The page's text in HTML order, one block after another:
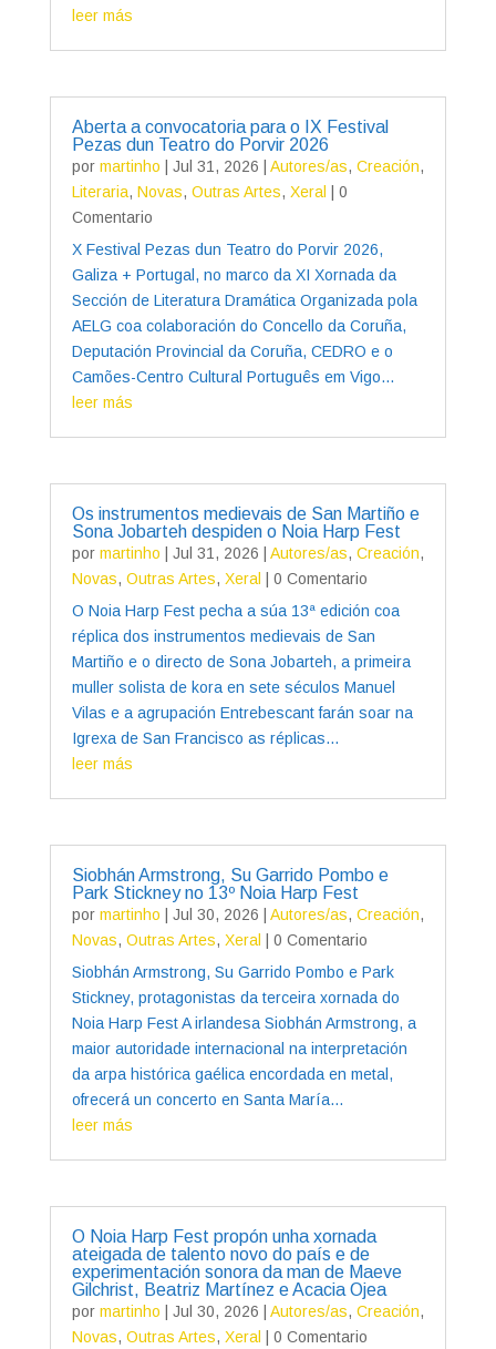
leer más
Aberta a convocatoria para o IX Festival
Pezas dun Teatro do Porvir 2026
por martinho Jul 31, 2026 Autores/as, Creación,
Literaria, Novas, Outras Artes, Xeral
| 0
Comentario
X Festival Pezas dun Teatro do Porvir 2026,
Galiza + Portugal, no marco da XI Xornada da
Sección de Literatura Dramática Organizada pola
AELG coa colaboración do Concello da Coruña,
Deputación Provincial da Coruña, CEDRO e o
Camões-Centro Cultural Português em Vigo...
leer más
Os instrumentos medievais de San Martiño e
Sona Jobarteh despiden o Noia Harp Fest
por martinho Jul 31, 2026 Autores/as, Creación,
Novas, Outras Artes, Xeral
| 0 Comentario
O Noia Harp Fest pecha a súa 13ª edición coa
réplica dos instrumentos medievais de San
Martiño e o directo de Sona Jobarteh, a primeira
muller solista de kora en sete séculos Manuel
Vilas e a agrupación Entrebescant farán soar na
Igrexa de San Francisco as réplicas...
leer más
Siobhán Armstrong, Su Garrido Pombo e
Park Stickney no 13º Noia Harp Fest
por martinho Jul 30, 2026 Autores/as, Creación,
Novas, Outras Artes, Xeral
| 0 Comentario
Siobhán Armstrong, Su Garrido Pombo e Park
Stickney, protagonistas da terceira xornada do
Noia Harp Fest A irlandesa Siobhán Armstrong, a
maior autoridade internacional na interpretación
da arpa histórica gaélica encordada en metal,
ofrecerá un concerto en Santa María...
leer más
O Noia Harp Fest propón unha xornada
ateigada de talento novo do país e de
experimentación sonora da man de Maeve
Gilchrist, Beatriz Martínez e Acacia Ojea
por martinho Jul 30, 2026 Autores/as, Creación,
Novas, Outras Artes, Xeral
| 0 Comentario